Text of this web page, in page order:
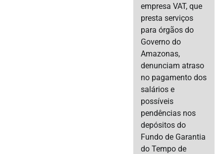
empresa VAT, que
presta serviços
para órgãos do
Governo do
Amazonas,
denunciam atraso
no pagamento dos
salários e
possíveis
pendências nos
depósitos do
Fundo de Garantia
do Tempo de